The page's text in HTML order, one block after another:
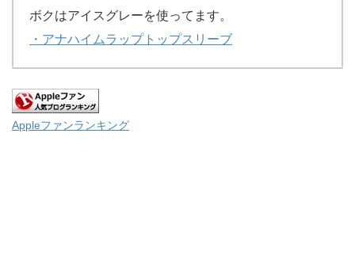
ボクはアイスグレーを使ってます。
・アナハイムラップトップスリーブ
Appleファンランキング